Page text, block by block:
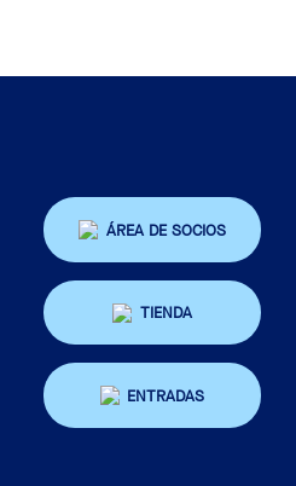
ÁREA DE SOCIOS
TIENDA
ENTRADAS